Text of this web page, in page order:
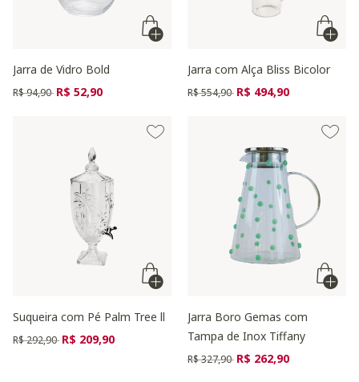
Jarra de Vidro Bold
Preço reduzido de
R$ 94,90 para
R$ 52,90
Jarra com Alça Bliss Bicolor
Preço reduzido de
R$ 554,90 para
R$ 494,90
Suqueira com Pé Palm Tree ll
Preço reduzido de
R$ 292,90 para
R$ 209,90
Jarra Boro Gemas com
Tampa de Inox Tiffany
Preço reduzido de
R$ 327,90 para
R$ 262,90